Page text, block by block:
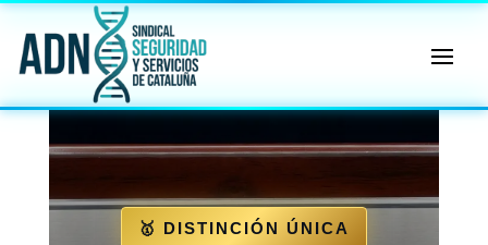
🥇 DISTINCIÓN ÚNICA
✖
Sindical
ℹ️ Consulta General a Sede (Email)